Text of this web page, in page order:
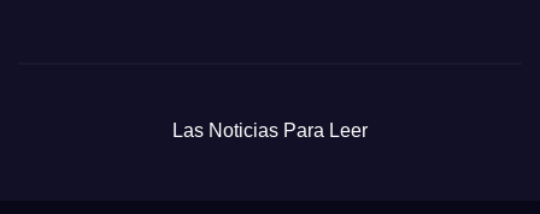
Las Noticias Para Leer